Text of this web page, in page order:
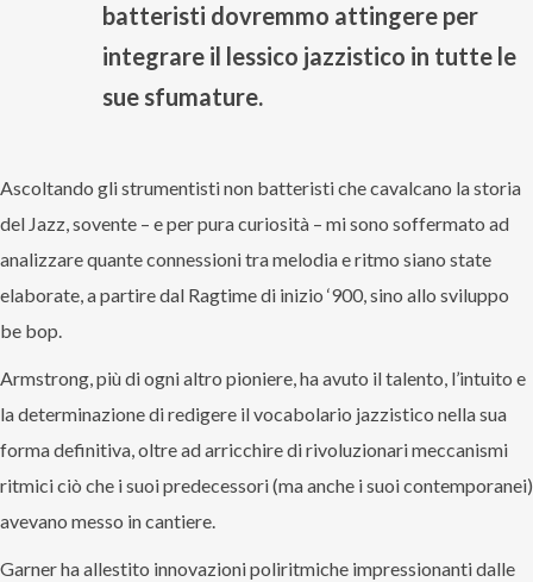
batteristi dovremmo attingere per
integrare il lessico jazzistico in tutte le
sue sfumature.
Ascoltando gli strumentisti non batteristi che cavalcano la storia
del Jazz, sovente – e per pura curiosità – mi sono soffermato ad
analizzare quante connessioni tra melodia e ritmo siano state
elaborate, a partire dal Ragtime di inizio ‘900, sino allo sviluppo
be bop.
Armstrong, più di ogni altro pioniere, ha avuto il talento, l’intuito e
la determinazione di redigere il vocabolario jazzistico nella sua
forma definitiva, oltre ad arricchire di rivoluzionari meccanismi
ritmici ciò che i suoi predecessori (ma anche i suoi contemporanei)
avevano messo in cantiere.
Garner ha allestito innovazioni poliritmiche impressionanti dalle